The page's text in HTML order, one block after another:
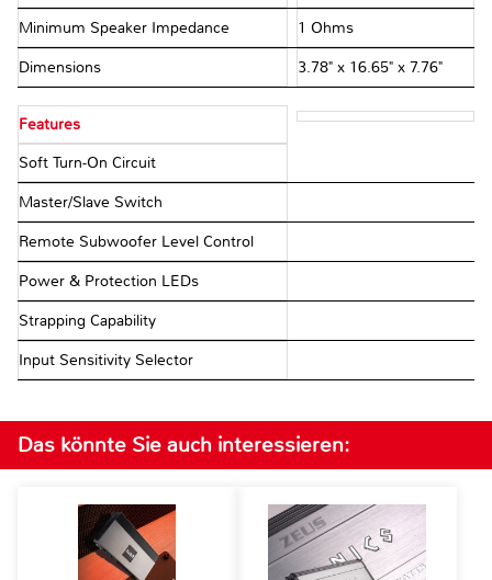
Minimum Speaker Impedance 1 Ohms
Dimensions 3.78" x 16.65" x 7.76"
Features
Soft Turn-On Circuit
Master/Slave Switch
Remote Subwoofer Level Control
Power & Protection LEDs
Strapping Capability
Input Sensitivity Selector
Das könnte Sie auch interessieren: